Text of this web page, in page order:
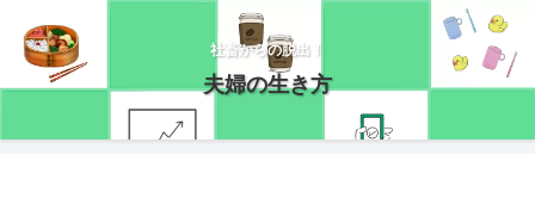
社畜からの脱出！
夫婦の生き方